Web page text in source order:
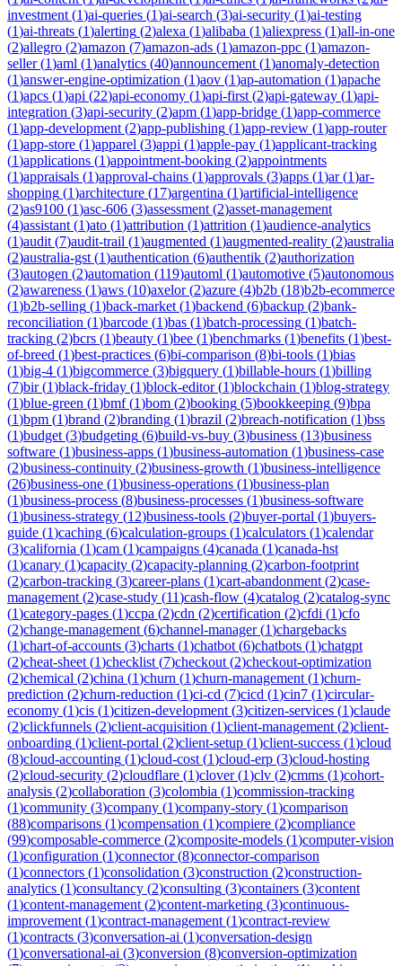
investment (1)ai-queries (1)ai-search (3)ai-security (1)ai-testing
(1)ai-threats (1)alerting (2)alexa (1)alibaba (1)aliexpress (1)all-in-one
(2)allegro (2)amazon (7)amazon-ads (1)amazon-ppc (1)amazon-
seller(1)aml (1)analytics (40)announcement (1)anomaly-detection
(1)answer-engine-optimization (1)aov (1)ap-automation (1)apache
(1)apcs (1)api (22)api-economy (1)api-first (2)api-gateway (1)api-
integration (3)api-security (2)apm (1)app-bridge (1)app-commerce
(1)app-development (2)app-publishing (1)app-review (1)app-router
(1)app-store (1)apparel (3)appi (1)apple-pay (1)applicant-tracking
(1)applications (1)appointment-booking (2)appointments
(1)appraisals (1)approval-chains (1)approvals (3)apps (1)ar(1)ar-
shopping (1)architecture (17)argentina (1)artificial-intelligence
(2)as9100 (1)asc-606 (3)assessment (2)asset-management
(4)assistant (1)ato (1)attribution (1)attrition (1)audience-analytics
(1)audit (7)audit-trail (1)augmented (1)augmented-reality (2)australia
(2)australia-gst (1)authentication (6)authentik (2)authorization
(3)autogen (2)automation (119)automl (1)automotive (5)autonomous
(2)awareness (1)aws (10)axelor(2)azure (4)b2b (18)b2b-ecommerce
(1)b2b-selling (1)back-market (1)backend (6)backup (2)bank-
reconciliation (1)barcode (1)bas (1)batch-processing (1)batch-
tracking (2)bcrs (1)beauty (1)bee (1)benchmarks (1)benefits (1)best-
of-breed (1)best-practices (6)bi-comparison (8)bi-tools (1)bias
(1)big-4 (1)bigcommerce (3)bigquery (1)billable-hours (1)billing
(7)bir(1)black-friday (1)block-editor(1)blockchain (1)blog-strategy
(1)blue-green (1)bmf(1)bom (2)booking (5)bookkeeping (9)bpa
(1)bpm (1)brand (2)branding (1)brazil (2)breach-notification (1)bss
(1)budget (3)budgeting (6)build-vs-buy (3)business (13)business
software (1)business-apps (1)business-automation (1)business-case
(2)business-continuity (2)business-growth (1)business-intelligence
(26)business-one (1)business-operations (1)business-plan
(1)business-process (8)business-processes (1)business-software
(1)business-strategy (12)business-tools (2)buyer-portal (1)buyers-
guide (1)caching (6)calculation-groups (1)calculators (1)calendar
(3)california (1)cam (1)campaigns (4)canada (1)canada-hst
(1)canary (1)capacity (2)capacity-planning (2)carbon-footprint
(2)carbon-tracking (3)career-plans (1)cart-abandonment (2)case-
management (2)case-study (11)cash-flow (4)catalog (2)catalog-sync
(1)category-pages (1)ccpa (2)cdn (2)certification (2)cfdi (1)cfo
(2)change-management (6)channel-manager(1)chargebacks
(1)chart-of-accounts (3)charts (1)chatbot (6)chatbots (1)chatgpt
(2)cheat-sheet (1)checklist (7)checkout (2)checkout-optimization
(2)chemical (2)china (1)churn (1)churn-management (1)churn-
prediction (2)churn-reduction (1)ci-cd (7)cicd (1)cin7 (1)circular-
economy (1)cis (1)citizen-development (3)citizen-services (1)claude
(2)clickfunnels (2)client-acquisition (1)client-management (2)client-
onboarding (1)client-portal (2)client-setup (1)client-success (1)cloud
(8)cloud-accounting (1)cloud-cost (1)cloud-erp (3)cloud-hosting
(2)cloud-security (2)cloudflare (1)clover(1)clv (2)cmms (1)cohort-
analysis (2)collaboration (3)colombia (1)commission-tracking
(1)community (3)company (1)company-story (1)comparison
(88)comparisons (1)compensation (1)compiere (2)compliance
(99)composable-commerce (2)composite-models (1)computer-vision
(1)configuration (1)connector(8)connector-comparison
(1)connectors (1)consolidation (3)construction (2)construction-
analytics (1)consultancy (2)consulting (3)containers (3)content
(1)content-management (2)content-marketing (3)continuous-
improvement (1)contract-management (1)contract-review
(1)contracts (3)conversation-ai (1)conversation-design
(1)conversational-ai (3)conversion (8)conversion-optimization